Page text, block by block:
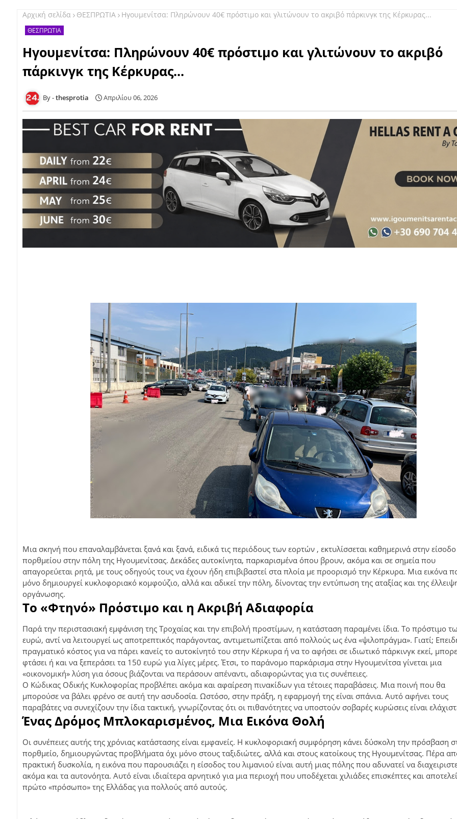
Αρχική σελίδα ΘΕΣΠΡΩΤΙΑ Ηγουμενίτσα: Πληρώνουν 40€ πρόστιμο και γλιτώνουν το ακριβό πάρκινγκ της Κέρκυρας...
ΘΕΣΠΡΩΤΙΑ
Ηγουμενίτσα: Πληρώνουν 40€ πρόστιμο και γλιτώνουν το ακριβό
πάρκινγκ της Κέρκυρας...
thesprotia Απριλίου 06, 2026
Μια σκηνή που επαναλαμβάνεται ξανά και ξανά, ειδικά τις περιόδους των εορτών , εκτυλίσσεται καθημερινά στην
πορθμείου στην πόλη της Ηγουμενίτσας. Δεκάδες αυτοκίνητα, παρκαρισμένα όπου βρουν, ακόμα και σε σημεία που
απαγορεύεται ρητά, με τους οδηγούς τους να έχουν ήδη επιβιβαστεί στα πλοία με προορισμό την Κέρκυρα. Μια εικόνα
μόνο δημιουργεί κυκλοφοριακό κομφούζιο, αλλά και αδικεί την πόλη, δίνοντας την εντύπωση της αταξίας και της
οργάνωσης.
Το «Φτηνό» Πρόστιμο και η Ακριβή Αδιαφορία
Παρά την περιστασιακή εμφάνιση της Τροχαίας και την επιβολή προστίμων, η κατάσταση παραμένει ίδια. Το πρόστιμο
ευρώ, αντί να λειτουργεί ως αποτρεπτικός παράγοντας, αντιμετωπίζεται από πολλούς ως ένα «ψιλοπράγμα». Γιατί;
πραγματικό κόστος για να πάρει κανείς το αυτοκίνητό του στην Κέρκυρα ή να το αφήσει σε ιδιωτικό πάρκινγκ εκεί,
φτάσει ή και να ξεπεράσει τα 150 ευρώ για λίγες μέρες. Έτσι, το παράνομο παρκάρισμα στην Ηγουμενίτσα γίνεται μια
«οικονομική» λύση για όσους βιάζονται να περάσουν απέναντι, αδιαφορώντας για τις συνέπειες.
Ο Κώδικας Οδικής Κυκλοφορίας προβλέπει ακόμα και αφαίρεση πινακίδων για τέτοιες παραβάσεις. Μια ποινή που θα
μπορούσε να βάλει φρένο σε αυτή την ασυδοσία. Ωστόσο, στην πράξη, η εφαρμογή της είναι σπάνια. Αυτό αφήνει τους
παραβάτες να συνεχίζουν την ίδια τακτική, γνωρίζοντας ότι οι πιθανότητες να υποστούν σοβαρές κυρώσεις είναι
Ένας Δρόμος Μπλοκαρισμένος, Μια Εικόνα Θολή
Οι συνέπειες αυτής της χρόνιας κατάστασης είναι εμφανείς. Η κυκλοφοριακή συμφόρηση κάνει δύσκολη την πρόσβαση
πορθμείο, δημιουργώντας προβλήματα όχι μόνο στους ταξιδιώτες, αλλά και στους κατοίκους της Ηγουμενίτσας. Πέρα
πρακτική δυσκολία, η εικόνα που παρουσιάζει η είσοδος του λιμανιού είναι αυτή μιας πόλης που αδυνατεί να
ακόμα και τα αυτονόητα. Αυτό είναι ιδιαίτερα αρνητικό για μια περιοχή που υποδέχεται χιλιάδες επισκέπτες και
πρώτο «πρόσωπο» της Ελλάδας για πολλούς από αυτούς.